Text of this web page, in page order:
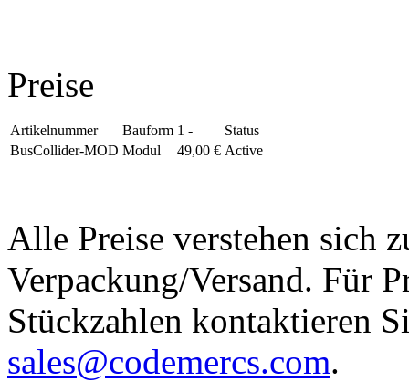
Preise
Artikelnummer Bauform 1 -
Status
BusCollider-MOD Modul 49,00 € Active
Alle Preise verstehen sich
Verpackung/Versand. Für
Stückzahlen kontaktieren
sales@codemercs.com.